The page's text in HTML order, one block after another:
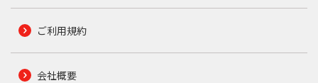
ご利用規約
会社概要